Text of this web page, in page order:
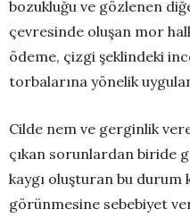
bozukluğu ve gözlenen
çevresinde oluşan mor
ödeme, çizgi şeklindeki
torbalarına yönelik
Cilde nem ve gerginlik
çıkan sorunlardan biride
kaygı oluşturan bu durum
görünmesine sebebiyet